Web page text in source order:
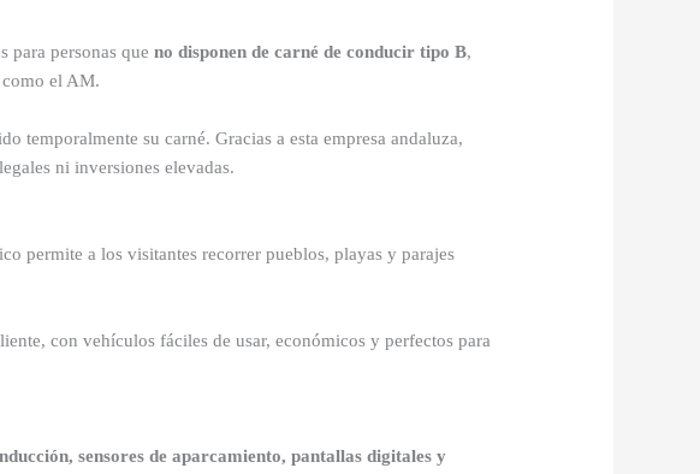
para personas queno disponen de carné de conducir tipo B,
el AM.
temporalmente su carné. Gracias a esta empresa andaluza,
ni inversiones elevadas.
permite a los visitantes recorrer pueblos, playas y parajes
con vehículos fáciles de usar, económicos y perfectos para
sensores de aparcamiento, pantallas digitales y